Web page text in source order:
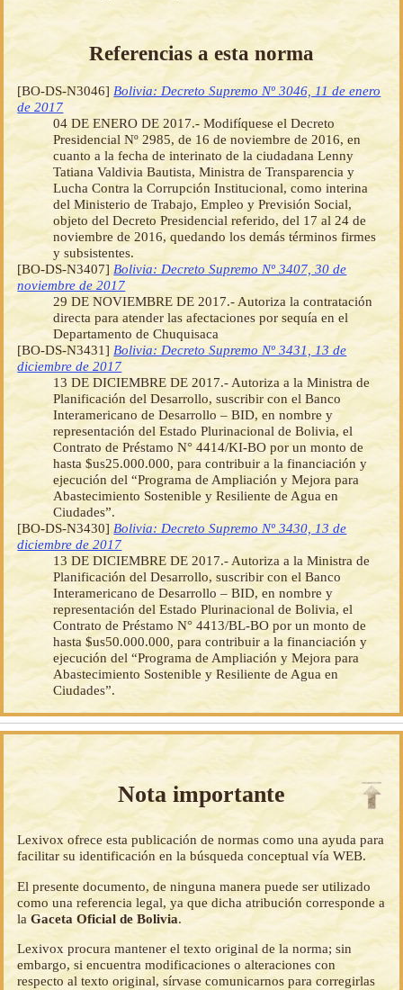
Referencias a esta norma
[BO-DS-N3046] Bolivia: Decreto Supremo Nº 3046, 11 de enero
de 2017
04 DE ENERO DE 2017.- Modifíquese el Decreto
Presidencial Nº 2985, de 16 de noviembre de 2016, en
cuanto a la fecha de interinato de la ciudadana Lenny
Tatiana Valdivia Bautista, Ministra de Transparencia y
Lucha Contra la Corrupción Institucional, como interina
del Ministerio de Trabajo, Empleo y Previsión Social,
objeto del Decreto Presidencial referido, del 17 al 24 de
noviembre de 2016, quedando los demás términos firmes
y subsistentes.
[BO-DS-N3407] Bolivia: Decreto Supremo Nº 3407, 30 de
noviembre de 2017
29 DE NOVIEMBRE DE 2017.- Autoriza la contratación
directa para atender las afectaciones por sequía en el
Departamento de Chuquisaca
[BO-DS-N3431] Bolivia: Decreto Supremo Nº 3431, 13 de
diciembre de 2017
13 DE DICIEMBRE DE 2017.- Autoriza a la Ministra de
Planificación del Desarrollo, suscribir con el Banco
Interamericano de Desarrollo – BID, en nombre y
representación del Estado Plurinacional de Bolivia, el
Contrato de Préstamo N° 4414/KI-BO por un monto de
hasta $us25.000.000, para contribuir a la financiación y
ejecución del “Programa de Ampliación y Mejora para
Abastecimiento Sostenible y Resiliente de Agua en
Ciudades”.
[BO-DS-N3430] Bolivia: Decreto Supremo Nº 3430, 13 de
diciembre de 2017
13 DE DICIEMBRE DE 2017.- Autoriza a la Ministra de
Planificación del Desarrollo, suscribir con el Banco
Interamericano de Desarrollo – BID, en nombre y
representación del Estado Plurinacional de Bolivia, el
Contrato de Préstamo N° 4413/BL-BO por un monto de
hasta $us50.000.000, para contribuir a la financiación y
ejecución del “Programa de Ampliación y Mejora para
Abastecimiento Sostenible y Resiliente de Agua en
Ciudades”.
Nota importante
Lexivox ofrece esta publicación de normas como una ayuda para
facilitar su identificación en la búsqueda conceptual vía WEB.
El presente documento, de ninguna manera puede ser utilizado
como una referencia legal, ya que dicha atribución corresponde a
laGaceta Oficial de Bolivia.
Lexivox procura mantener el texto original de la norma; sin
embargo, si encuentra modificaciones o alteraciones con
respecto al texto original, sírvase comunicarnos para corregirlas